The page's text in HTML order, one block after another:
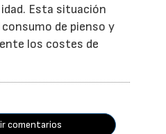
Esta situación
de pienso y
los costes de
comentarios